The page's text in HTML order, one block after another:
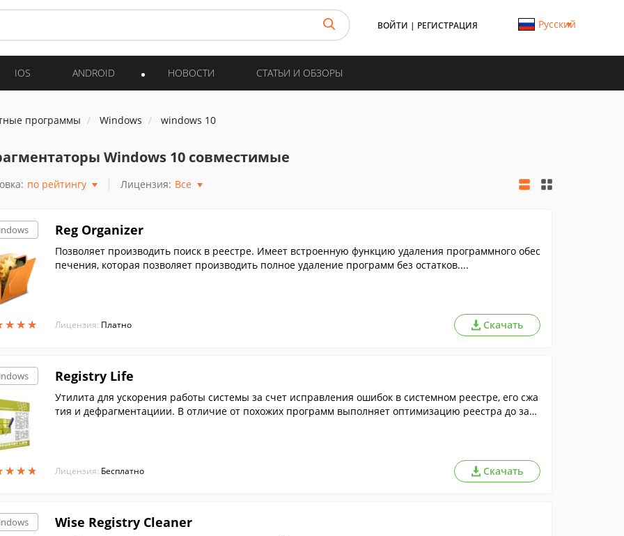
ВОЙТИ | РЕГИСТРАЦИЯ Русский
IOS ANDROID НОВОСТИ СТАТЬИ И ОБЗОРЫ
программы Windows windows 10
Windows 10 совместимые
по рейтингу Лицензия: Все
★★★
★★★
Reg Organizer
Позволяет производить поиск в реестре. Имеет встроенную функцию удаления программного обес
печения, которая позволяет производить полное удаление программ без остатков....
Лицензия: Платно Скачать
★★★
★★★
Registry Life
Утилита для ускорения работы системы за счет исправления ошибок в системном реестре, его сжа
тия и дефрагментациии. В отличие от похожих программ выполняет оптимизацию реестра до загр
Лицензия: Бесплатно Скачать
Wise Registry Cleaner